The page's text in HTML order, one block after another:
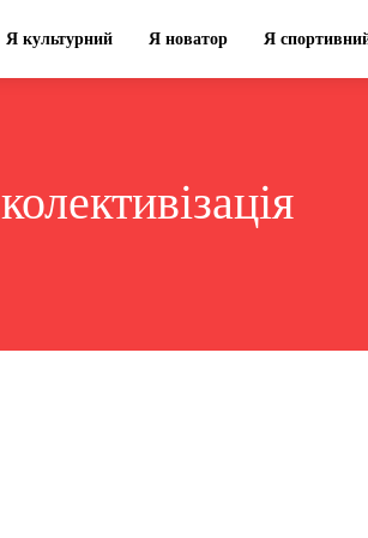
Я культурний Я новатор Я
колективізація